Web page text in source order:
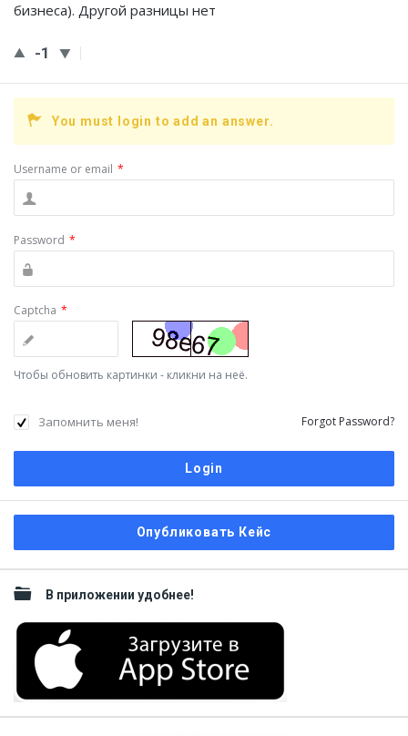
бизнеса). Другой разницы нет
-1
You must login to add an answer.
Username or email *
Password *
Captcha *
Чтобы обновить картинки - кликни на неё.
Запомнить меня! Forgot Password?
Sidebar
Опубликовать Кейс
В приложении удобнее!